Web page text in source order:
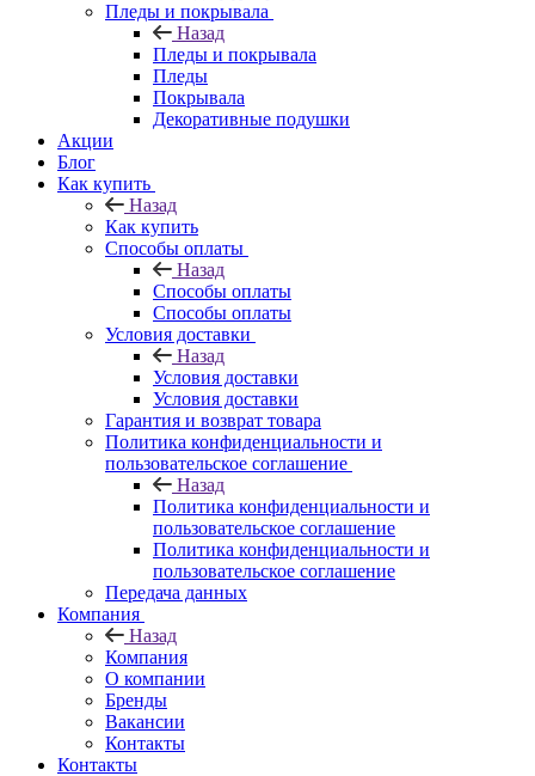
Пледы и покрывала
Назад
Пледы и покрывала
Пледы
Покрывала
Декоративные подушки
Акции
Блог
Как купить
Назад
Как купить
Способы оплаты
Назад
Способы оплаты
Способы оплаты
Условия доставки
Назад
Условия доставки
Условия доставки
Гарантия и возврат товара
Политика конфиденциальности и
пользовательское соглашение
Назад
Политика конфиденциальности и
пользовательское соглашение
Политика конфиденциальности и
пользовательское соглашение
Передача данных
Компания
Назад
Компания
О компании
Бренды
Вакансии
Контакты
Контакты